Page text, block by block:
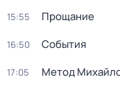
15:55 Прощание
16:50 События
17:05 Метод